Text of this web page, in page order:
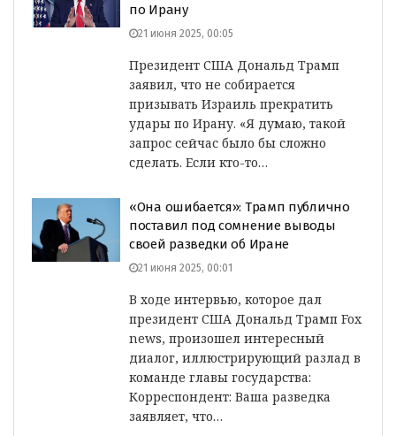
по Ирану
21 июня 2025, 00:05
Президент США Дональд Трамп
заявил, что не собирается
призывать Израиль прекратить
удары по Ирану. «Я думаю, такой
запрос сейчас было бы сложно
сделать. Если кто-то…
«Она ошибается»: Трамп публично
поставил под сомнение выводы
своей разведки об Иране
21 июня 2025, 00:01
В ходе интервью, которое дал
президент США Дональд Трамп Fox
news, произошел интересный
диалог, иллюстрирующий разлад в
команде главы государства:
Корреспондент: Ваша разведка
заявляет, что…